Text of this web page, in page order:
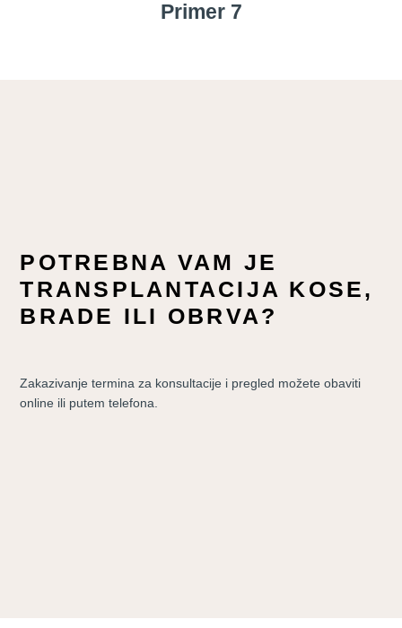
Primer 7
POTREBNA VAM JE
TRANSPLANTACIJA KOSE,
BRADE ILI OBRVA?
Zakazivanje termina za konsultacije i pregled možete obaviti
online ili putem telefona.